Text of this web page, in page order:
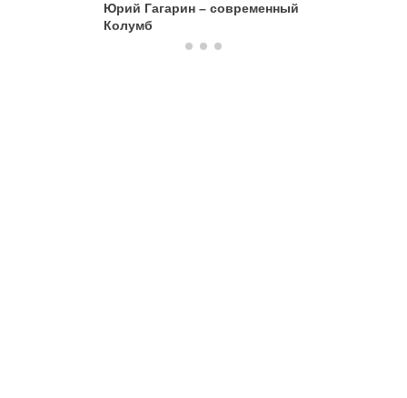
Юрий Гагарин – современный
Колумб